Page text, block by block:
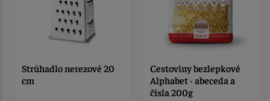
Strúhadlo nerezové 20
cm
Cestoviny bezlepkové
Alphabet - abeceda a
čísla 200g